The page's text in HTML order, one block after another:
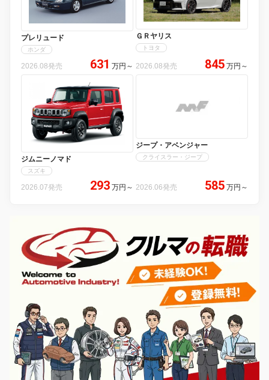
プレリュード
ホンダ
2026.08発売 631 万円 ～
ＧＲヤリス
トヨタ
2026.08発売 845 万円 ～
ジムニーノマド
スズキ
2026.07発売 293 万円 ～
ジープ・アベンジャー
クライスラー・ジープ
2026.06発売 585 万円 ～